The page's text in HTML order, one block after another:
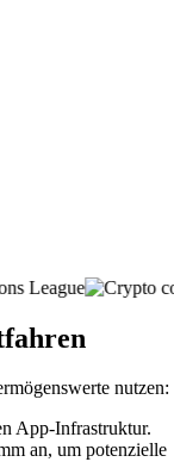
nutzen:
App-Infrastruktur.
an, um potenzielle